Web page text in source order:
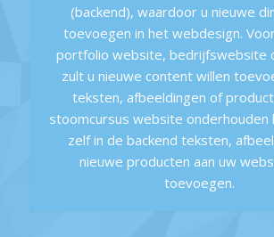
(backend), waardoor u nieuwe
toevoegen in het webdesign.
portfolio website, bedrijfswebsite
zult u nieuwe content willen
teksten, afbeeldingen of
stoomcursus website onderhouden
zelf in de backend teksten,
nieuwe producten aan uw
toevoegen.